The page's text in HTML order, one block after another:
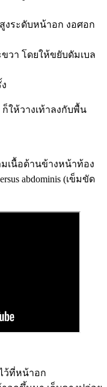
งระดับหน้าอก งอศอก
วา โดยให้ขยับดัมเบล
ให้วางเท้าลงกับพื้น
เนื้อด้านข้างหน้าท้อง
abdominis (เข็มขัด
ว้ที่หน้าอก